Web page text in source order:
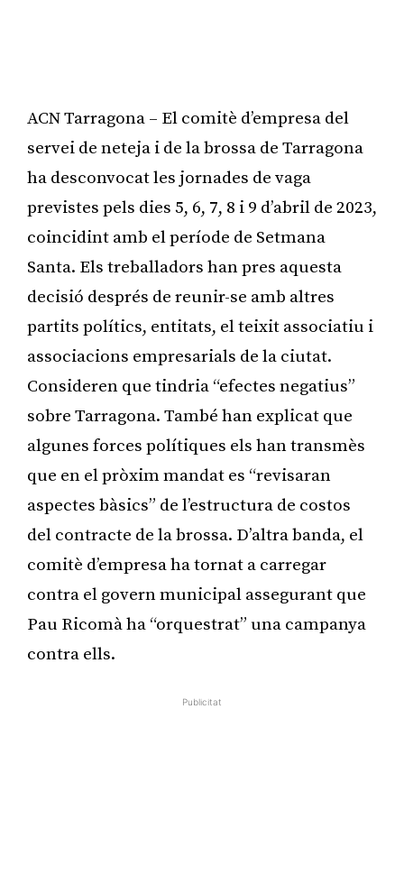
ACN Tarragona – El comitè d’empresa del
servei de neteja i de la brossa de Tarragona
ha desconvocat les jornades de vaga
previstes pels dies 5, 6, 7, 8 i 9 d’abril de 2023,
coincidint amb el període de Setmana
Santa. Els treballadors han pres aquesta
decisió després de reunir-se amb altres
partits polítics, entitats, el teixit associatiu i
associacions empresarials de la ciutat.
Consideren que tindria “efectes negatius”
sobre Tarragona. També han explicat que
algunes forces polítiques els han transmès
que en el pròxim mandat es “revisaran
aspectes bàsics” de l’estructura de costos
del contracte de la brossa. D’altra banda, el
comitè d’empresa ha tornat a carregar
contra el govern municipal assegurant que
Pau Ricomà ha “orquestrat” una campanya
contra ells.
Publicitat